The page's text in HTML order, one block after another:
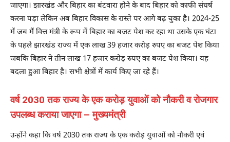
जाएगा। झारखंड और बिहार का बंटवारा होने के बाद बिहार को काफी संघर्ष
करना पड़ा लेकिन अब बिहार विकास के रास्ते पर आगे बढ़ चुका है। 2024-25
में जब मैं वित्त मंत्री के रूप में बिहार का बजट पेश कर रहा था उसके एक घंटा
के पहले झारखंड राज्य में एक लाख 39 हजार करोड़ रुपए का बजट पेश किया
जबकि बिहार ने तीन लाख 17 हजार करोड़ रुपए का बजट पेश किया। यह
बदला हुआ बिहार है। सभी क्षेत्रों में कार्य किए जा रहे हैं।
वर्ष 2030 तक राज्य के एक करोड़ युवाओं को नौकरी व रोजगार
उपलब्ध कराया जाएगा – मुख्यमंत्री
उन्होंने कहा कि वर्ष 2030 तक राज्य के एक करोड़ युवाओं को नौकरी एवं